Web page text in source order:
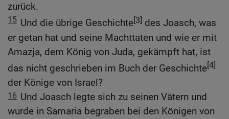
zurück.
15 Und die übrige Geschichte[3] des Joasch, was
er getan hat und seine Machttaten und wie er mit
Amazja, dem König von Juda, gekämpft hat, ist
das nicht geschrieben im Buch der Geschichte[4]
der Könige von Israel?
16 Und Joasch legte sich zu seinen Vätern und
wurde in Samaria begraben bei den Königen von